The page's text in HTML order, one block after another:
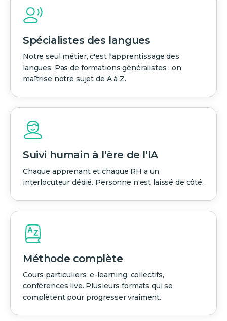
Spécialistes des langues
Notre seul métier, c'est l'apprentissage des
langues. Pas de formations généralistes : on
maîtrise notre sujet de A à Z.
Suivi humain à l'ère de l'IA
Chaque apprenant et chaque RH a un
interlocuteur dédié. Personne n'est laissé de côté.
Méthode complète
Cours particuliers, e-learning, collectifs,
conférences live. Plusieurs formats qui se
complètent pour progresser vraiment.